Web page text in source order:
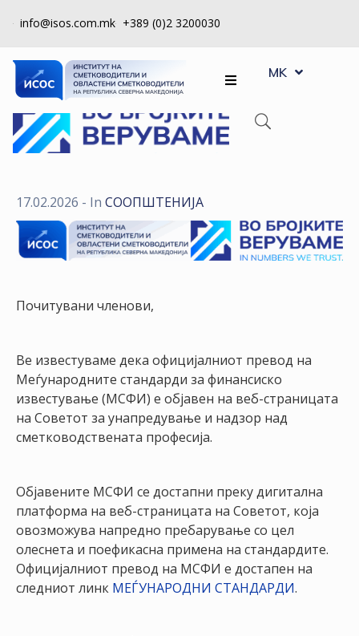
info@isos.com.mk +389 (0)2 3200030
ЗА
НАС
РЕГИСТРИ
КОНТРОЛА
НА
КВАЛИТЕТ
СТАНАМ
НАСТАНИ
КОНТАКТ
НАЈАВА
АЖУРИРАЈ
ПОДАТОЦИ
MK
SQ
17.02.2026 - In СООПШТЕНИJA
Почитувани членови,
Ве известуваме дека официјалниот превод на
Меѓународните стандарди за финансиско
известување (МСФИ) е објавен на веб-страницата
на Советот за унапредување и надзор над
сметководствената професија.
Објавените МСФИ се достапни преку дигитална
платформа на веб-страницата на Советот, која
овозможува напредно пребарување со цел
олеснета и поефикасна примена на стандардите.
Официјалниот превод на МСФИ е достапен на
следниот линк МЕЃУНАРОДНИ СТАНДАРДИ.